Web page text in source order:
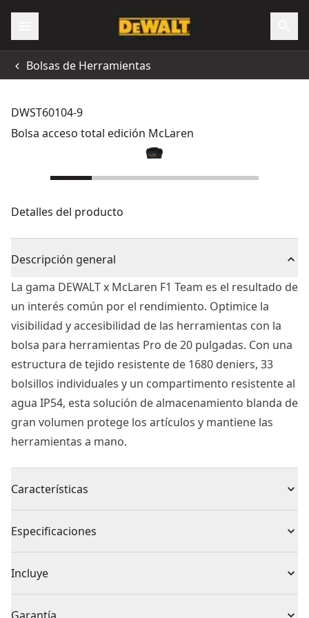
Bolsas de Herramientas
DWST60104-9
Bolsa acceso total edición McLaren
Detalles del producto
Descripción general
La gama DEWALT x McLaren F1 Team es el resultado de
un interés común por el rendimiento. Optimice la
visibilidad y accesibilidad de las herramientas con la
bolsa para herramientas Pro de 20 pulgadas. Con una
estructura de tejido resistente de 1680 deniers, 33
bolsillos individuales y un compartimento resistente al
agua IP54, esta solución de almacenamiento blanda de
gran volumen protege los artículos y mantiene las
herramientas a mano.
Características
objetos de valor con un compartimento resistente al
CONSTRUIDA CON MATERIALES DURABLES -
Enfréntese a los trabajos más duros con el resistente
Especificaciones
Tipo de producto Bolsas
Material del
Incluye